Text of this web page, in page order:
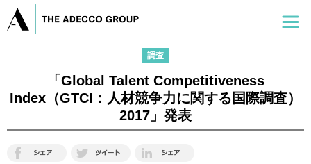
調査
「Global Talent Competitiveness
Index（GTCI：人材競争力に関する国際調査）
2017」発表